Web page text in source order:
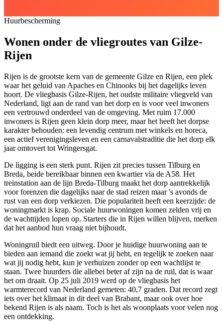
Huurbescherming
Wonen onder de vliegroutes van Gilze-
Rijen
Rijen is de grootste kern van de gemeente Gilze en Rijen, een plek
waar het geluid van Apaches en Chinooks bij het dagelijks leven
hoort. De vliegbasis Gilze-Rijen, het oudste militaire vliegveld van
Nederland, ligt aan de rand van het dorp en is voor veel inwoners
een vertrouwd onderdeel van de omgeving. Met ruim 17.000
inwoners is Rijen geen klein dorp meer, maar het heeft het dorpse
karakter behouden: een levendig centrum met winkels en horeca,
een actief verenigingsleven en een carnavalstraditie die het dorp elk
jaar omtovert tot Wringersgat.
De ligging is een sterk punt. Rijen zit precies tussen Tilburg en
Breda, beide bereikbaar binnen een kwartier via de A58. Het
treinstation aan de lijn Breda-Tilburg maakt het dorp aantrekkelijk
voor forenzen die dagelijks naar de stad reizen maar 's avonds de
rust van een dorp verkiezen. Die populariteit heeft een keerzijde: de
woningmarkt is krap. Sociale huurwoningen komen zelden vrij en
de wachttijden lopen op. Starters die in Rijen willen blijven, merken
dat het aanbod hun vraag niet bijhoudt.
Woningruil biedt een uitweg. Door je huidige huurwoning aan te
bieden aan iemand die zoekt wat jij hebt, en tegelijk te zoeken naar
wat jij nodig hebt, kun je verhuizen zonder op een wachtlijst te
staan. Twee huurders die allebei beter af zijn na de ruil, dat is waar
het om draait. Op 25 juli 2019 werd op de vliegbasis het
warmterecord van Nederland gemeten: 40,7 graden. Dat record zegt
iets over het klimaat in dit deel van Brabant, maar ook over hoe
bekend Rijen is als naam. Toch is het als woonplaats voor velen nog
een ontdekking.